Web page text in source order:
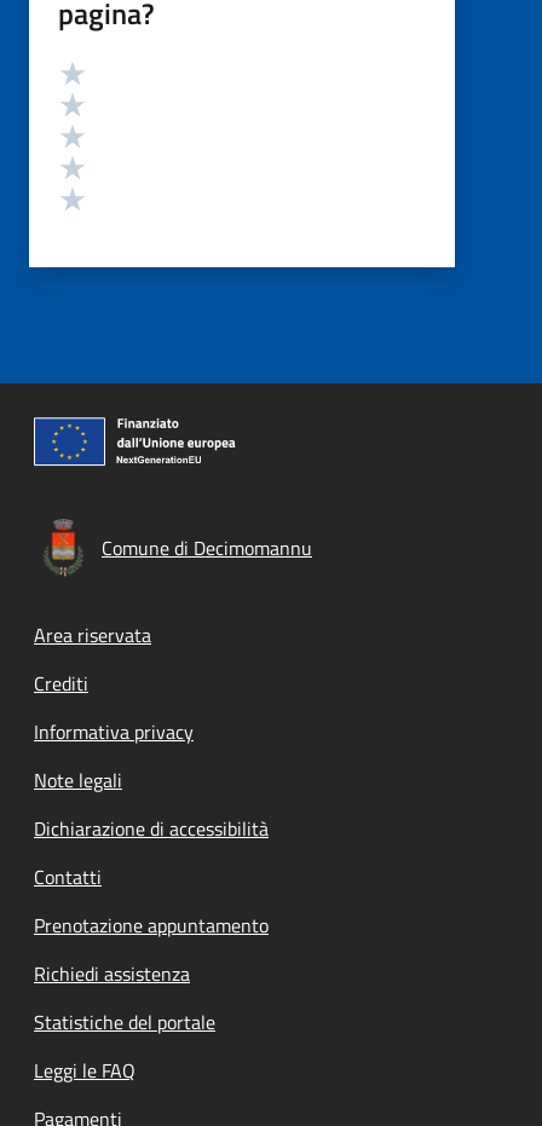
pagina?
Valutazione
Comune di Decimomannu
Footer menu
Area riservata
Crediti
Informativa privacy
Note legali
Dichiarazione di accessibilità
Contatti
Prenotazione appuntamento
Richiedi assistenza
Statistiche del portale
Leggi le FAQ
Pagamenti